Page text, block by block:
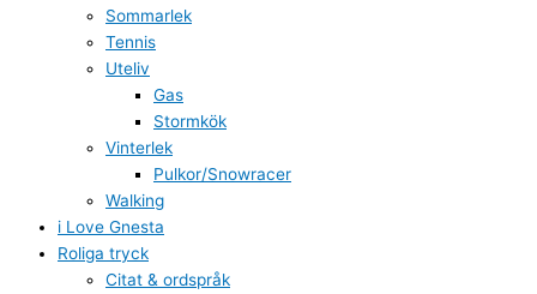
Sommarlek
Tennis
Uteliv
Gas
Stormkök
Vinterlek
Pulkor/Snowracer
Walking
i Love Gnesta
Roliga tryck
Citat & ordspråk